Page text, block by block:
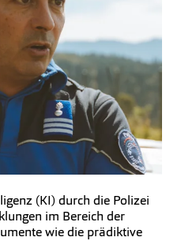
(KI) durch die Polizei
im Bereich der
wie die prädiktive